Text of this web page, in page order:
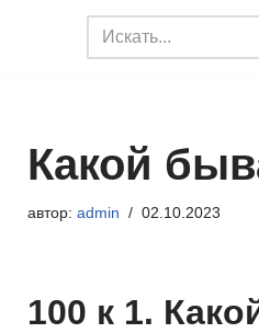
Какой
автор: admin 02.10.2023
100 к 1.